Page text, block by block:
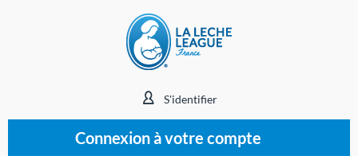
S'identifier
Connexion à votre compte